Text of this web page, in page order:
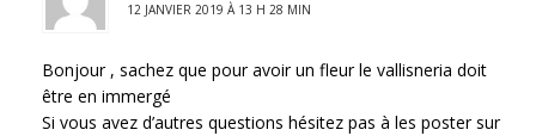
12 JANVIER 2019 À 13 H 28 MIN
Bonjour , sachez que pour avoir un fleur le vallisneria doit
être en immergé
Si vous avez d’autres questions hésitez pas à les poster sur